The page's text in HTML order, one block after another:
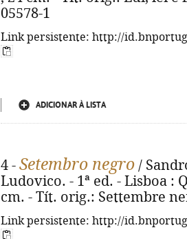
05578-1
Link persistente: http://
ADICIONAR À LISTA
4 - Setembro negro /
Ludovico. - 1ª ed. - Lisboa :
cm. - Tít. orig.: Settembre
Link persistente: http://